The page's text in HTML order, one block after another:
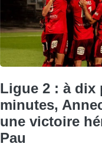
Ligue 2 : à dix
minutes,
une victoire
Pau